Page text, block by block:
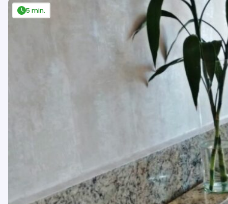
5 min.